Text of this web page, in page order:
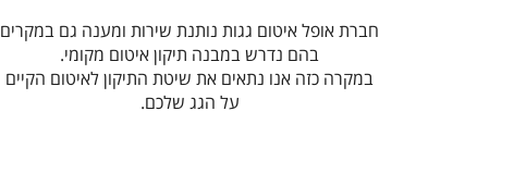
חברת אופל איטום גגות נותנת שירות ומענה גם במקרים
בהם נדרש במבנה תיקון איטום מקומי.
במקרה כזה אנו נתאים את שיטת התיקון לאיטום הקיים
על הגג שלכם.